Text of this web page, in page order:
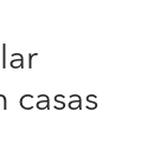
casas